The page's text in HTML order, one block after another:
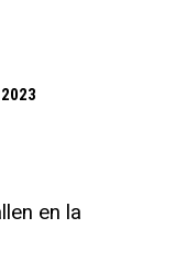
en la